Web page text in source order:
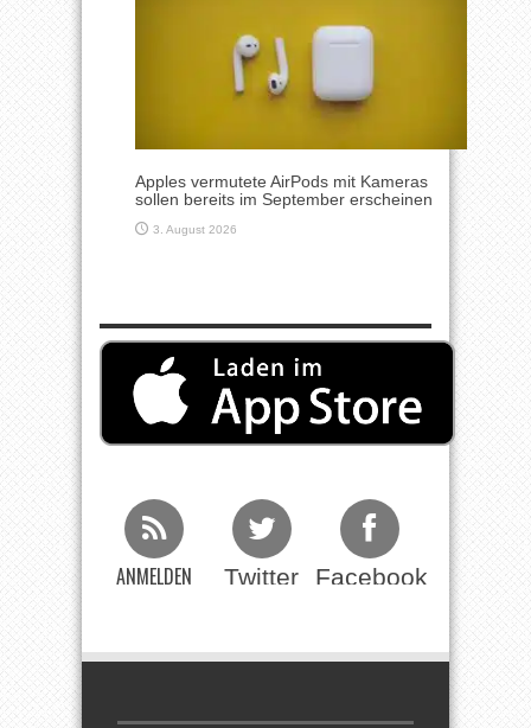
Apples vermutete AirPods mit Kameras
sollen bereits im September erscheinen
3. August 2026
ANMELDEN Twitter Facebook